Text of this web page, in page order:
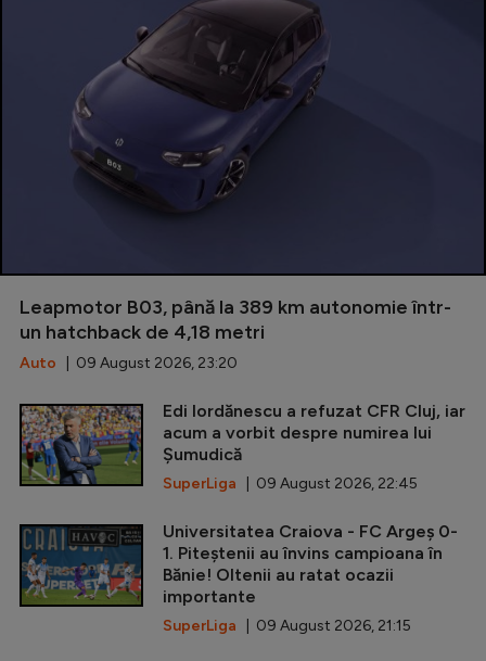
Leapmotor B03, până la 389 km autonomie într-
un hatchback de 4,18 metri
Auto | 09 August 2026, 23:20
Edi Iordănescu a refuzat CFR Cluj, iar
acum a vorbit despre numirea lui
Șumudică
SuperLiga | 09 August 2026, 22:45
Universitatea Craiova - FC Argeș 0-
1. Piteștenii au învins campioana în
Bănie! Oltenii au ratat ocazii
importante
SuperLiga | 09 August 2026, 21:15